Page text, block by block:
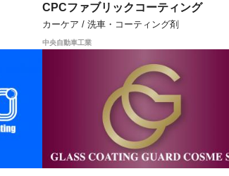
CPCファブリックコーティング
カーケア / 洗車・コーティング剤
中央自動車工業